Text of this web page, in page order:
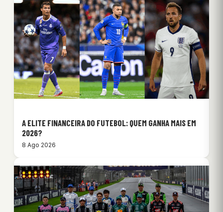
A ELITE FINANCEIRA DO FUTEBOL: QUEM GANHA MAIS EM
2026?
8 Ago 2026